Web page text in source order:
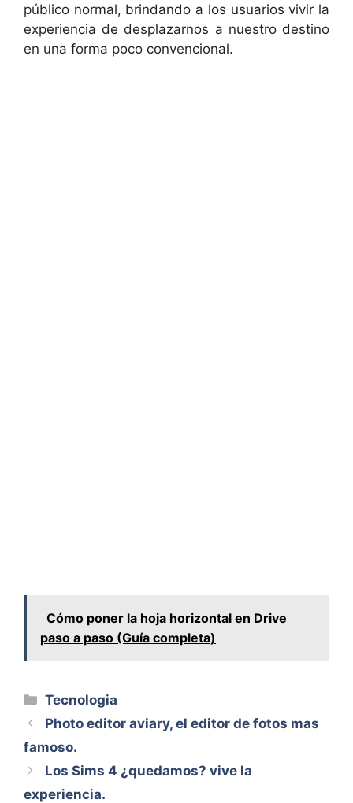
público normal, brindando a los usuarios vivir la
experiencia de desplazarnos a nuestro destino
en una forma poco convencional.
Cómo poner la hoja horizontal en Drive
paso a paso (Guía completa)
Categorías
Tecnologia
Photo editor aviary, el editor de fotos mas
famoso.
Los Sims 4 ¿quedamos? vive la
experiencia.